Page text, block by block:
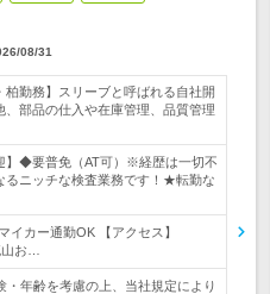
08/31
柏勤務】スリーブと呼ばれる自社開
部品の仕入や在庫管理、品質管理
】◆要普免（AT可）※経歴は一切不
るニッチな検査業務です！★転勤な
カー通勤OK 【アクセス】
お…
年齢を考慮の上、当社規定により